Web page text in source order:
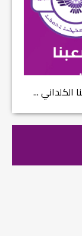
الكلداني ...